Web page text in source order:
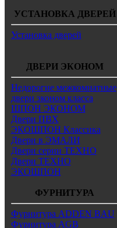
УСТАНОВКА ДВЕРЕЙ
Установка дверей
ДВЕРИ ЭКОНОМ
Недорогие межкомнатные
двери эконом класса
ШПОН ЭКОНОМ
Двери ПВХ
ЭКОШПОН Классика
Двери в ЭМАЛИ
Двери серии ТЕХНО
Двери ТЕХНО
ЭКОШПОН
ФУРНИТУРА
Фурнитура ADDEN BAU
Фурнитура AGB